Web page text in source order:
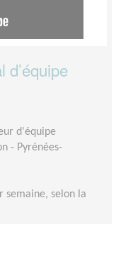
d’équipe
d'équipe
- Pyrénées-
semaine, selon la